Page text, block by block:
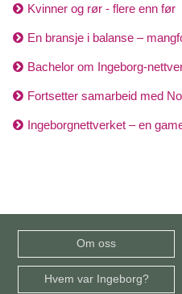
Kvinner og rør - flere enn før
En bransje i balanse –
Bachelor om Ingeborg-
Fortsetter samarbeid med
Ingeborgnettverket – en
Om oss
Hvem var Ingeborg?